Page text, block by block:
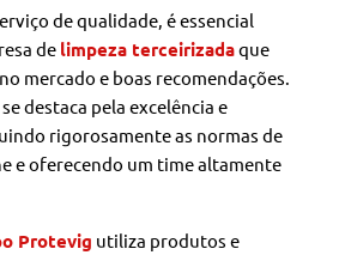
de qualidade, é essencial
de limpeza terceirizadaque
mercado e boas recomendações.
se destaca pela excelência e
rigorosamente as normas de
e oferecendo um time altamente
Protevig utiliza produtos e